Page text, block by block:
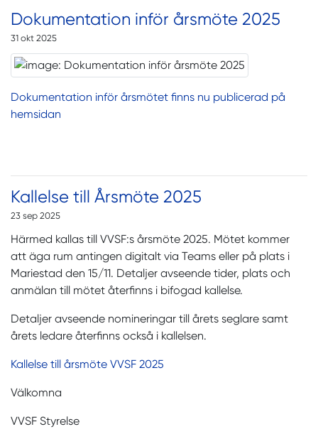
Dokumentation inför årsmöte 2025
31 okt 2025
Dokumentation inför årsmötet finns nu publicerad på
hemsidan
Kallelse till Årsmöte 2025
23 sep 2025
Härmed kallas till VVSF:s årsmöte 2025. Mötet kommer
att äga rum antingen digitalt via Teams eller på plats i
Mariestad den 15/11. Detaljer avseende tider, plats och
anmälan till mötet återfinns i bifogad kallelse.
Detaljer avseende nomineringar till årets seglare samt
årets ledare återfinns också i kallelsen.
Kallelse till årsmöte VVSF 2025
Välkomna
VVSF Styrelse